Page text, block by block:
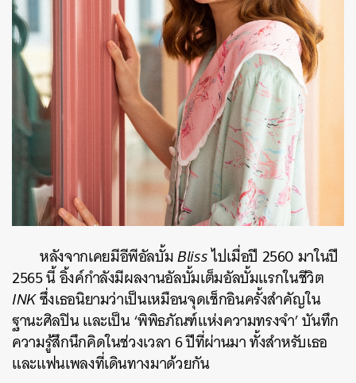
หลังจากเคยมีอีพีอัลบั้มBlissไปเมื่อปี 2560 มาในปี
2565 นี้ อิ้งค์กำลังมีผลงานอัลบั้มเต็มอัลบั้มแรกในชีวิต
INKซึ่งเธอนิยามว่าเป็นเหมือนจุดเช็กอินครั้งสำคัญใน
ฐานะศิลปิน และเป็น ‘พิพิธภัณฑ์แห่งความทรงจำ’ บันทึก
ความรู้สึกนึกคิดในช่วงเวลา 6 ปีที่ผ่านมา ทั้งสำหรับเธอ
และแฟนเพลงที่เดินทางมาด้วยกัน